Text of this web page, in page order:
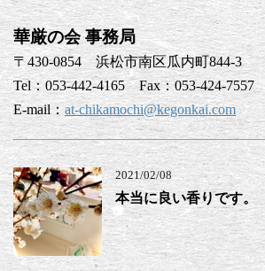
華厳の会 事務局
〒430-0854 浜松市南区瓜内町844-3
Tel：053-442-4165 Fax：053-424-7557
E-mail： at-chikamochi@kegonkai.com
2021/02/08
本当に良い香りです。